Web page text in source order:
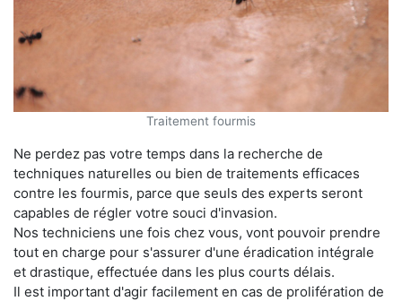
Traitement fourmis
Ne perdez pas votre temps dans la recherche de
techniques naturelles ou bien de traitements efficaces
contre les fourmis, parce que seuls des experts seront
capables de régler votre souci d'invasion.
Nos techniciens une fois chez vous, vont pouvoir prendre
tout en charge pour s'assurer d'une éradication intégrale
et drastique, effectuée dans les plus courts délais.
Il est important d'agir facilement en cas de prolifération de